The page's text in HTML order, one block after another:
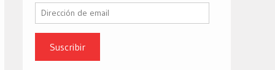
Dirección
email